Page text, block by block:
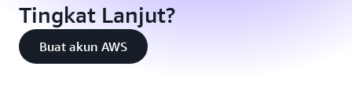
Tingkat Lanjut?
Buat akun AWS